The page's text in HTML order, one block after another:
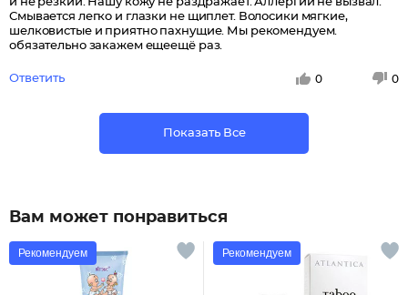
Смывается легко и глазки не щиплет. Волосики мягкие,
шелковистые и приятно пахнущие. Мы рекомендуем.
обязательно закажем ещеещё раз.
Ответить 0 0
Показать Все
Вам может понравиться
Рекомендуем Рекомендуем